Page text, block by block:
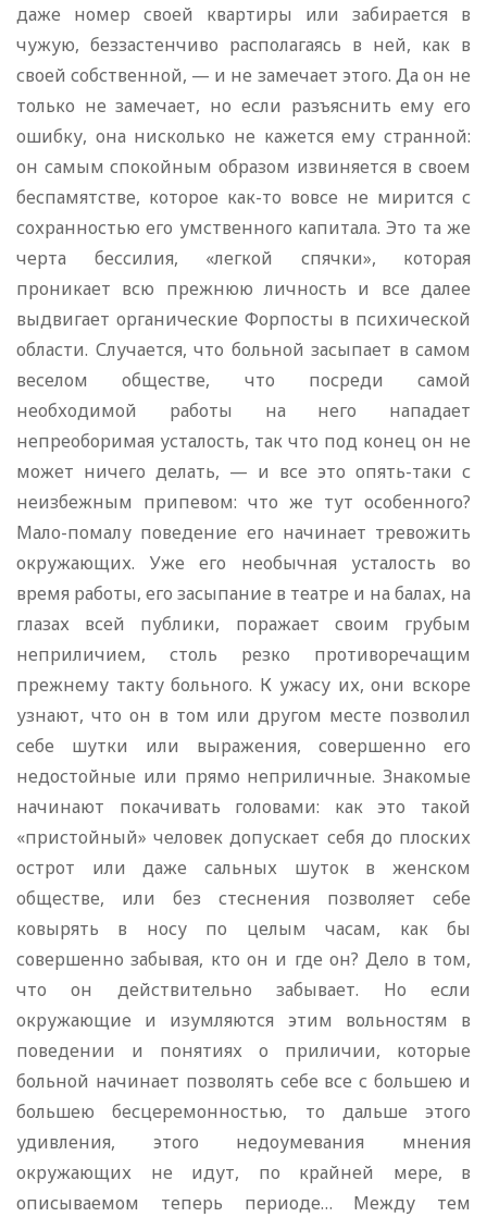
даже номер своей квартиры или забирается в
чужую, беззастенчиво располагаясь в ней, как в
своей собственной, — и не замечает этого. Да он не
только не замечает, но если разъяснить ему его
ошибку, она нисколько не кажется ему странной:
он самым спокойным образом извиняется в своем
беспамятстве, которое как-то вовсе не мирится с
сохранностью его умственного капитала. Это та же
черта бессилия, «легкой спячки», которая
проникает всю прежнюю личность и все далее
выдвигает органические Форпосты в психической
области. Случается, что больной засыпает в самом
веселом обществе, что посреди самой
необходимой работы на него нападает
непреоборимая усталость, так что под конец он не
может ничего делать, — и все это опять-таки с
неизбежным припевом: что же тут особенного?
Мало-помалу поведение его начинает тревожить
окружающих. Уже его необычная усталость во
время работы, его засыпание в театре и на балах, на
глазах всей публики, поражает своим грубым
неприличием, столь резко противоречащим
прежнему такту больного. К ужасу их, они вскоре
узнают, что он в том или другом месте позволил
себе шутки или выражения, совершенно его
недостойные или прямо неприличные. Знакомые
начинают покачивать головами: как это такой
«пристойный» человек допускает себя до плоских
острот или даже сальных шуток в женском
обществе, или без стеснения позволяет себе
ковырять в носу по целым часам, как бы
совершенно забывая, кто он и где он? Дело в том,
что он действительно забывает. Но если
окружающие и изумляются этим вольностям в
поведении и понятиях о приличии, которые
больной начинает позволять себе все с большею и
большею бесцеремонностью, то дальше этого
удивления, этого недоумевания мнения
окружающих не идут, по крайней мере, в
описываемом теперь периоде… Между тем